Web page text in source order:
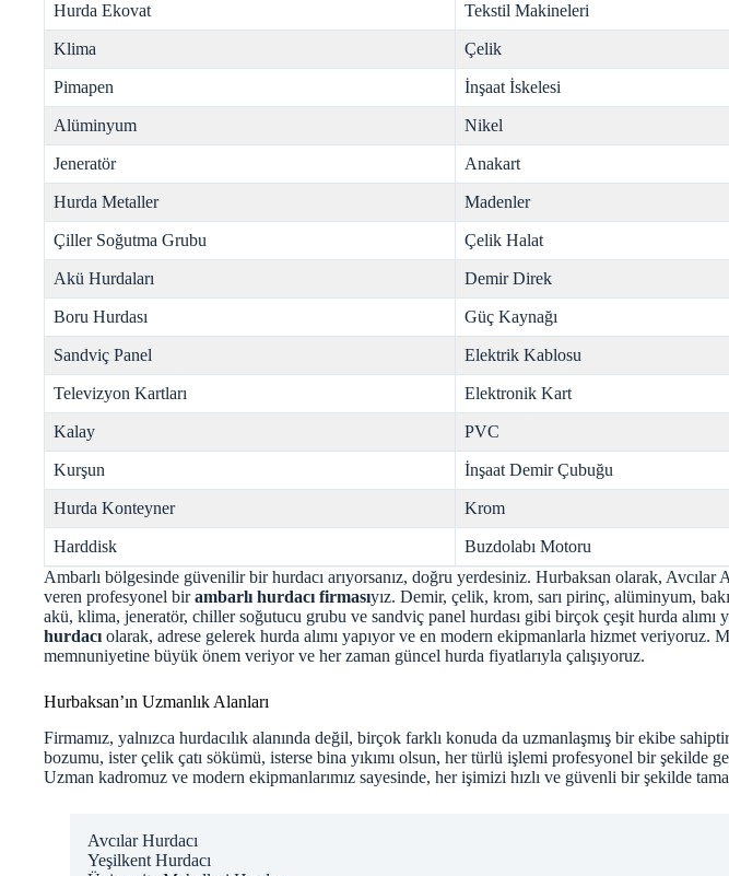
Hurda Ekovat Tekstil Makineleri
Klima Çelik
Pimapen İnşaat İskelesi
Alüminyum Nikel
Jeneratör Anakart
Hurda Metaller Madenler
Çiller Soğutma Grubu Çelik Halat
Akü Hurdaları Demir Direk
Boru Hurdası Güç Kaynağı
Sandviç Panel Elektrik Kablosu
Televizyon Kartları Elektronik Kart
Kalay PVC
Kurşun İnşaat Demir Çubuğu
Hurda Konteyner Krom
Harddisk
Buzdolabı Motoru
Ambarlı bölgesinde güvenilir bir hurdacı arıyorsanız, doğru yerdesiniz. Hurbaksan olarak, Avcılar
veren profesyonel birambarlı hurdacı firmasıyız. Demir, çelik, krom, sarı pirinç, alüminyum,
akü, klima, jeneratör, chiller soğutucu grubu ve sandviç panel hurdası gibi birçok çeşit hurda alımı
hurdacı olarak, adrese gelerek hurda alımı yapıyor ve en modern ekipmanlarla hizmet veriyoruz.
memnuniyetine büyük önem veriyor ve her zaman güncel hurda fiyatlarıyla çalışıyoruz.
Hurbaksan’ın Uzmanlık Alanları
Firmamız, yalnızca hurdacılık alanında değil, birçok farklı konuda da uzmanlaşmış bir ekibe
bozumu, ister çelik çatı sökümü, isterse bina yıkımı olsun, her türlü işlemi profesyonel bir şekilde
Uzman kadromuz ve modern ekipmanlarımız sayesinde, her işimizi hızlı ve güvenli bir şekilde
Avcılar Hurdacı
Yeşilkent Hurdacı